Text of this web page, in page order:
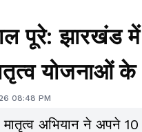
पूरे: झारखंड में
योजनाओं के
08:48 PM
मातृत्व अभियान ने अपने